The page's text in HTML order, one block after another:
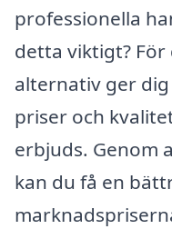
professionella
detta viktigt?
alternativ ger
priser och
erbjuds. Genom
kan du få en